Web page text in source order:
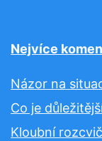
Nejvíce
Názor na
Co je
Kloubní